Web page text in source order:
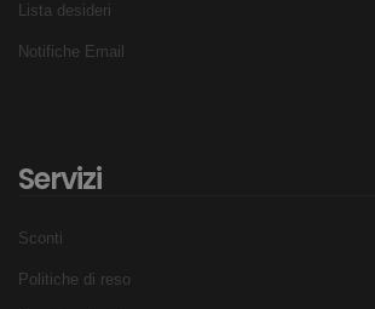
Lista desideri
Notifiche Email
Servizi
Sconti
Politiche di reso